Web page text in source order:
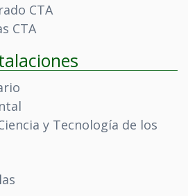
CTA
CTA
y Tecnología de los